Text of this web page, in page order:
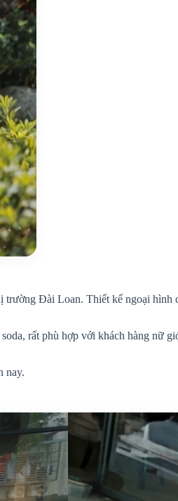
trường Đài Loan. Thiết kế ngoại hình
rất phù hợp với khách hàng nữ
nay.